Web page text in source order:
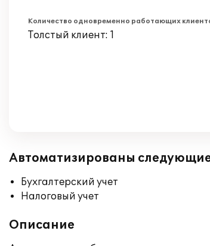
Количество одновременно работающих
Толстый клиент: 1
Автоматизированы
Бухгалтерский учет
Налоговый учет
Описание